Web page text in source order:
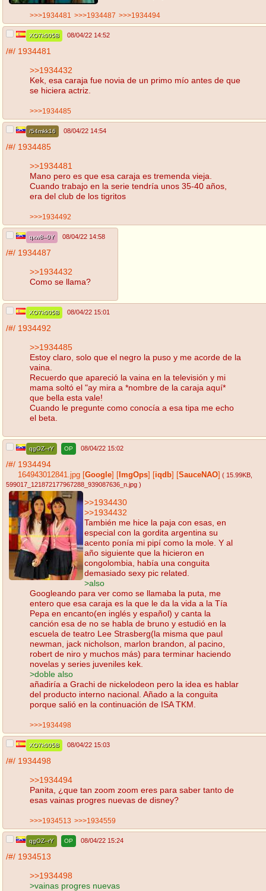
>>>1934481 >>>1934487 >>>1934494
XO7k005B 08/04/22 14:52
/#/ 1934481
>>1934432
Kek, esa caraja fue novia de un primo mío antes de que
se hiciera actriz.
>>>1934485
/54mkk16 08/04/22 14:54
/#/ 1934485
>>1934481
Mano pero es que esa caraja es tremenda vieja.
Cuando trabajo en la serie tendría unos 35-40 años,
era del club de los tigritos
>>>1934492
qxw8--0Y 08/04/22 14:58
/#/ 1934487
>>1934432
Como se llama?
XO7k005B 08/04/22 15:01
/#/ 1934492
>>1934485
Estoy claro, solo que el negro la puso y me acorde de la
vaina.
Recuerdo que apareció la vaina en la televisión y mi
mama soltó el "ay mira a *nombre de la caraja aquí*
que bella esta vale!
Cuando le pregunte como conocía a esa tipa me echo
el beta.
qgOZ--rY OP 08/04/22 15:02
/#/ 1934494
164943012841.jpg Google ImgOps iqdb SauceNAO ( 15.99KB
599017_121872177967288_939087636_n.jpg )
>>1934430
>>1934432
También me hice la paja con esas, en
especial con la gordita argentina su
acento ponía mi pipí como la mole. Y al
año siguiente que la hicieron en
congolombia, había una conguita
demasiado sexy pic related.
>also
Googleando para ver como se llamaba la puta, me
entero que esa caraja es la que le da la vida a la Tía
Pepa en encanto(en inglés y español) y canta la
canción esa de no se habla de bruno y estudió en la
escuela de teatro Lee Strasberg(la misma que paul
newman, jack nicholson, marlon brandon, al pacino,
robert de niro y muchos más) para terminar haciendo
novelas y series juveniles kek.
>doble also
añadiría a Grachi de nickelodeon pero la idea es hablar
del producto interno nacional. Añado a la conguita
porque salió en la continuación de ISA TKM.
>>>1934498
XO7k005B 08/04/22 15:03
/#/ 1934498
>>1934494
Panita, ¿que tan zoom zoom eres para saber tanto de
esas vainas progres nuevas de disney?
>>>1934513 >>>1934559
qgOZ--rY OP 08/04/22 15:24
/#/ 1934513
>>1934498
>vainas progres nuevas